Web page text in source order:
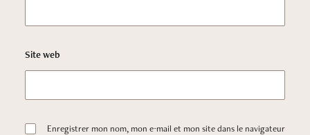
Site web
Enregistrer mon nom, mon e-mail et mon site dans le navigateur